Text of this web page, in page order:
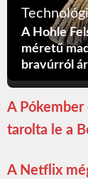
A Hohle
méretű
bravúrról
A
tarolta le a
A Netflix